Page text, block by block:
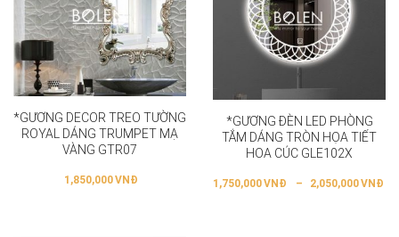
*GƯƠNG DECOR TREO TƯỜNG
ROYAL DÁNG TRUMPET MẠ
VÀNG GTR07
1,850,000VNĐ
*GƯƠNG ĐÈN LED PHÒNG
TẮM DÁNG TRÒN HỌA TIẾT
HOA CÚC GLE102X
1,750,000VNĐ – 2,050,000VNĐ